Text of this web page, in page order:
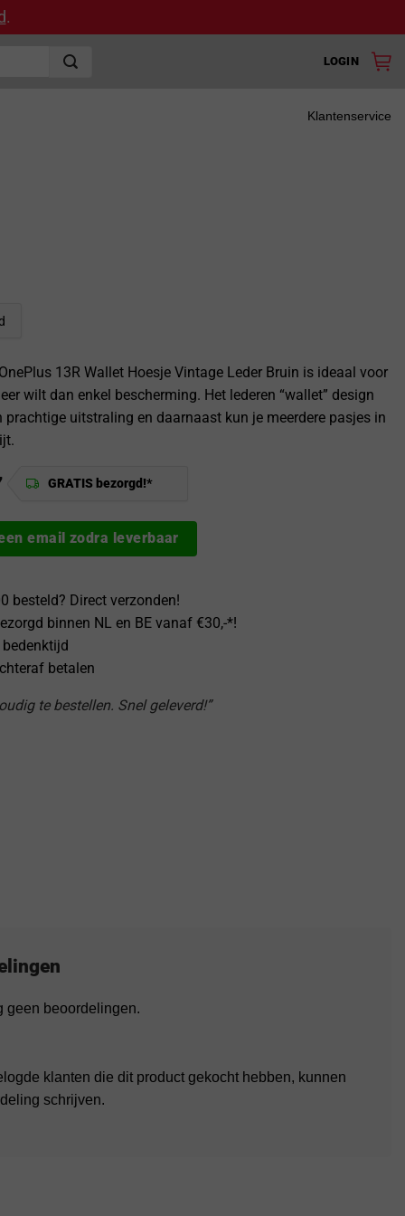
.
LOGIN
Klantenservice
13R Wallet Hoesje Vintage Leder Bruin is ideaal voor
wilt dan enkel bescherming. Het lederen “wallet” design
prachtige uitstraling en daarnaast kun je meerdere pasjes in
GRATIS bezorgd!*
email zodra leverbaar
besteld? Direct verzonden!
binnen NL en BE vanaf €30,-*!
betalen
te bestellen. Snel geleverd!”
geen beoordelingen.
klanten die dit product gekocht hebben, kunnen
schrijven.